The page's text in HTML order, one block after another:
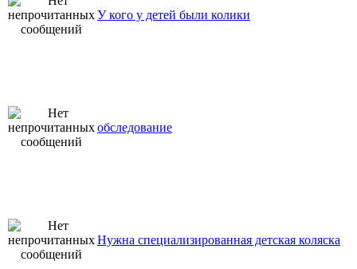
У кого у детей были колики
обследование
Нужна специализированная детская коляска